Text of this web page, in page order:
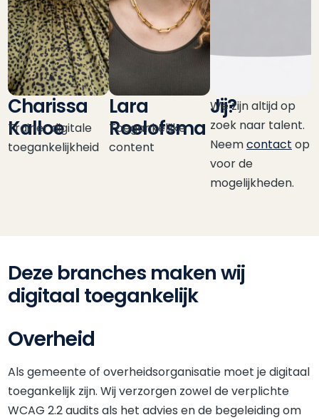
Charissa
Kalloe
Trainer digitale
toegankelijkheid
Lara
Roelofsma
Toegankelijke
content
Jij?
We zijn altijd op
zoek naar talent.
Neemcontact op
voor de
mogelijkheden.
Deze branches maken wij
digitaal toegankelijk
Overheid
Als gemeente of overheidsorganisatie moet je digitaal
toegankelijk zijn. Wij verzorgen zowel de verplichte
WCAG 2.2 audits als het advies en de begeleiding om